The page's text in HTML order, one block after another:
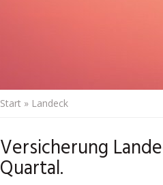
Start » Landeck
Versicherung
Quartal.